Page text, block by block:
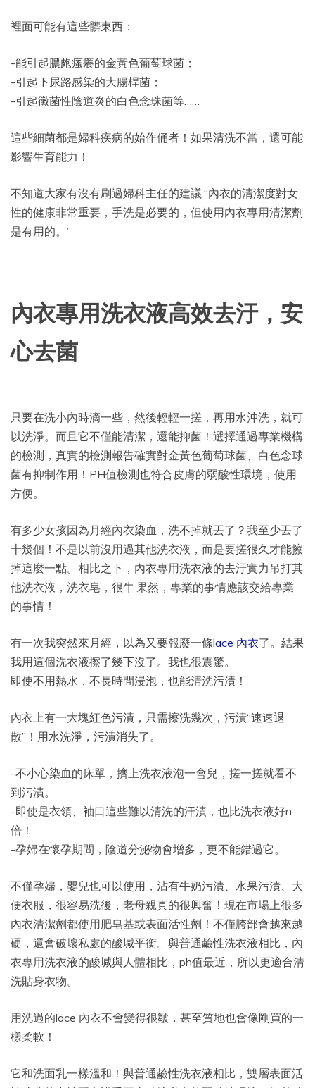
裡面可能有這些髒東西：
-能引起膿皰瘙癢的金黃色葡萄球菌；
-引起下尿路感染的大腸桿菌；
-引起黴菌性陰道炎的白色念珠菌等……
這些細菌都是婦科疾病的始作俑者！如果清洗不當，還可能
影響生育能力！
不知道大家有沒有刷過婦科主任的建議:“內衣的清潔度對女
性的健康非常重要，手洗是必要的，但使用內衣專用清潔劑
是有用的。”
內衣專用洗衣液高效去汙，安
心去菌
只要在洗小內時滴一些，然後輕輕一搓，再用水沖洗，就可
以洗淨。而且它不僅能清潔，還能抑菌！選擇通過專業機構
的檢測，真實的檢測報告確實對金黃色葡萄球菌、白色念球
菌有抑制作用！PH值檢測也符合皮膚的弱酸性環境，使用
方便。
有多少女孩因為月經內衣染血，洗不掉就丟了？我至少丟了
十幾個！不是以前沒用過其他洗衣液，而是要搓很久才能擦
掉這麼一點。相比之下，內衣專用洗衣液的去汙實力吊打其
他洗衣液，洗衣皂，很牛:果然，專業的事情應該交給專業
的事情！
有一次我突然來月經，以為又要報廢一條lace 內衣了。結果
我用這個洗衣液擦了幾下沒了。我也很震驚。
即使不用熱水，不長時間浸泡，也能清洗污漬！
內衣上有一大塊紅色污漬，只需擦洗幾次，污漬“速速退
散”！用水洗淨，污漬消失了。
-不小心染血的床單，擠上洗衣液泡一會兒，搓一搓就看不
到污漬。
-即使是衣領、袖口這些難以清洗的汗漬，也比洗衣液好n
倍！
-孕婦在懷孕期間，陰道分泌物會增多，更不能錯過它。
不僅孕婦，嬰兒也可以使用，沾有牛奶污漬、水果污漬、大
便衣服，很容易洗後，老母親真的很興奮！現在市場上很多
內衣清潔劑都使用肥皂基或表面活性劑！不僅胯部會越來越
硬，還會破壞私處的酸堿平衡。與普通鹼性洗衣液相比，內
衣專用洗衣液的酸堿與人體相比，ph值最近，所以更適合清
洗貼身衣物。
用洗過的lace 內衣不會變得很皺，甚至質地也會像剛買的一
樣柔軟！
它和洗面乳一樣溫和！與普通鹼性洗衣液相比，雙層表面活